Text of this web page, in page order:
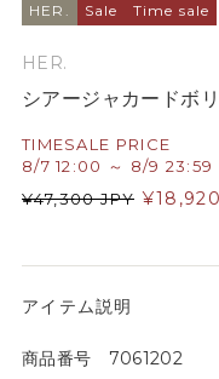
HER. Sale Time sale
HER.
シアージャカードボ
TIMESALE PRICE
8/7 12:00 ～ 8/9 23:59
¥47,300 JPY ¥18,920
アイテム説明
商品番号 7061202